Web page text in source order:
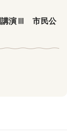
講演Ⅲ 市民公